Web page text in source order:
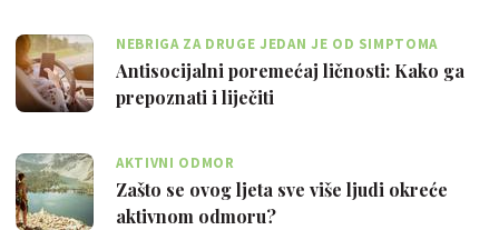
NEBRIGA ZA DRUGE JEDAN JE OD SIMPTOMA
Antisocijalni poremećaj ličnosti: Kako ga
prepoznati i liječiti
AKTIVNI ODMOR
Zašto se ovog ljeta sve više ljudi okreće
aktivnom odmoru?